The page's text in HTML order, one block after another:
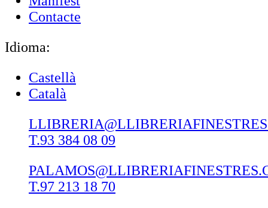
Contacte
Idioma:
Castellà
Català
T.93 384 08 09
T.97 213 18 70